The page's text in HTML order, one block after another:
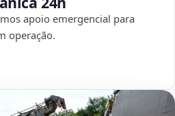
apoio emergencial para
operação.